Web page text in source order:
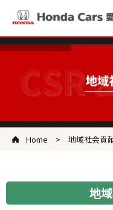
Home 地域社会貢
地